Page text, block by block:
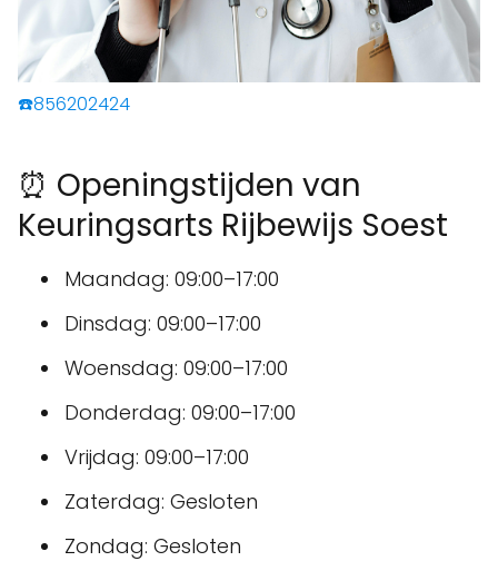
☎️856202424
⏰ Openingstijden van
Keuringsarts Rijbewijs Soest
Maandag: 09:00–17:00
Dinsdag: 09:00–17:00
Woensdag: 09:00–17:00
Donderdag: 09:00–17:00
Vrijdag: 09:00–17:00
Zaterdag: Gesloten
Zondag: Gesloten